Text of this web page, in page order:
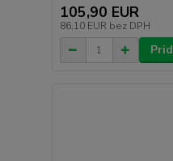
105,90 EUR
86,10 EUR bez DPH